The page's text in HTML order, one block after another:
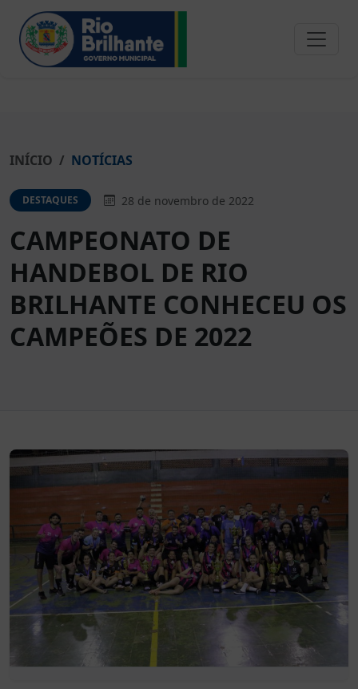
INÍCIO NOTÍCIAS
DESTAQUES 28 de novembro de 2022
CAMPEONATO DE
HANDEBOL DE RIO
BRILHANTE CONHECEU OS
CAMPEÕES DE 2022